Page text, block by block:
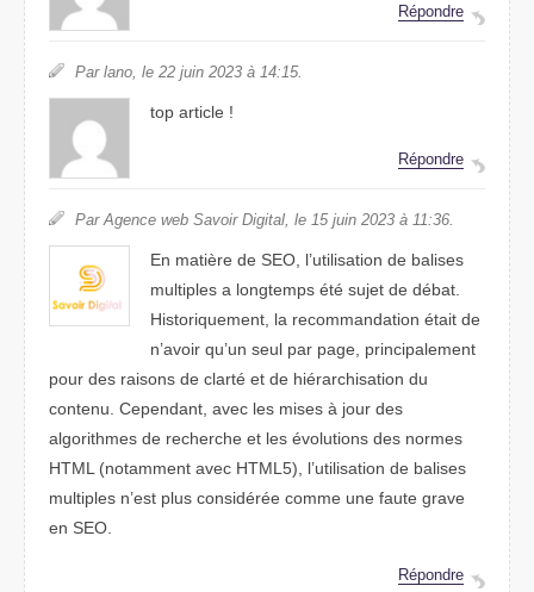
Répondre
Par lano, le 22 juin 2023 à 14:15.
top article !
Répondre
Par Agence web Savoir Digital, le 15 juin 2023 à 11:36.
En matière de SEO, l’utilisation de balises
multiples a longtemps été sujet de débat.
Historiquement, la recommandation était de
n’avoir qu’un seul par page, principalement
pour des raisons de clarté et de hiérarchisation du
contenu. Cependant, avec les mises à jour des
algorithmes de recherche et les évolutions des normes
HTML (notamment avec HTML5), l’utilisation de balises
multiples n’est plus considérée comme une faute grave
en SEO.
Répondre